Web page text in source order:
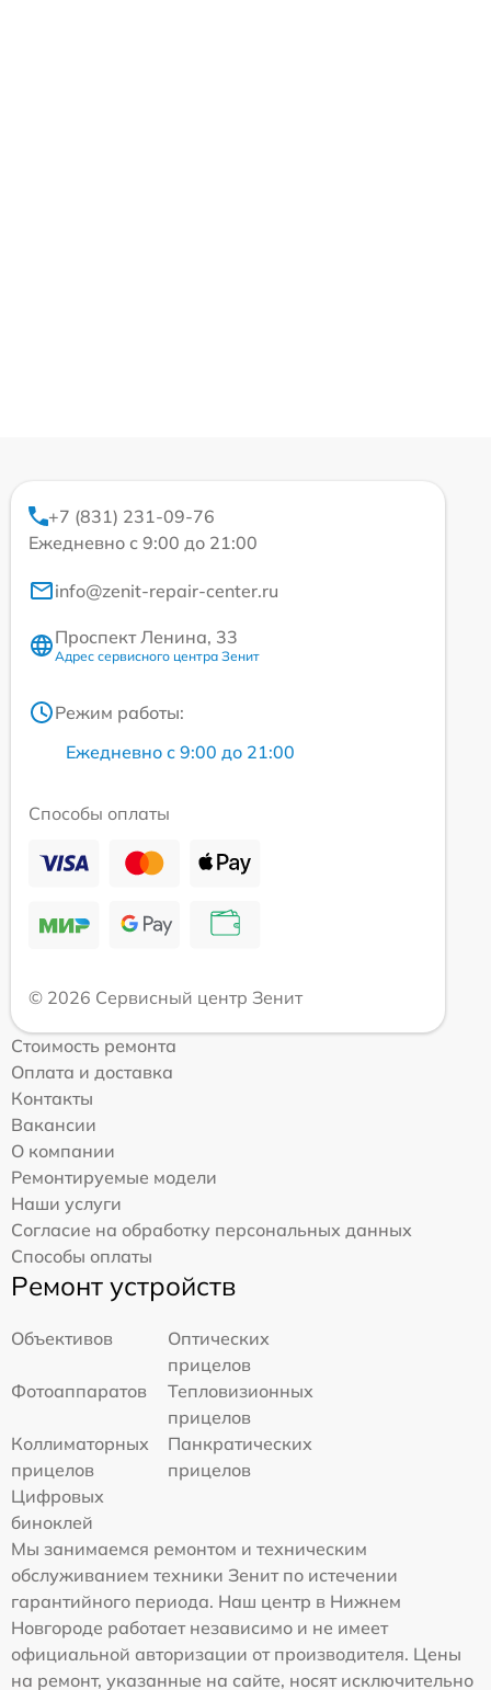
+7 (831) 231-09-76
Ежедневно с 9:00 до 21:00
info@zenit-repair-center.ru
Проспект Ленина, 33
Адрес сервисного центра Зенит
Режим работы:
Ежедневно с 9:00 до 21:00
Способы оплаты
© 2026 Сервисный центр Зенит
Стоимость ремонта
Оплата и доставка
Контакты
Вакансии
О компании
Ремонтируемые модели
Наши услуги
Согласие на обработку персональных данных
Способы оплаты
Ремонт устройств
Объективов
Оптических
прицелов
Фотоаппаратов
Тепловизионных
прицелов
Коллиматорных
прицелов
Панкратических
прицелов
Цифровых
биноклей
Мы занимаемся ремонтом и техническим
обслуживанием техники Зенит по истечении
гарантийного периода. Наш центр в Нижнем
Новгороде работает независимо и не имеет
официальной авторизации от производителя. Цены
на ремонт, указанные на сайте, носят исключительно